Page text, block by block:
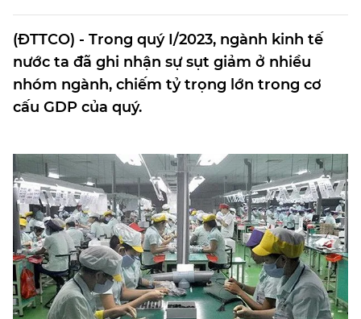
(ĐTTCO) - Trong quý I/2023, ngành kinh tế
nước ta đã ghi nhận sự sụt giảm ở nhiều
nhóm ngành, chiếm tỷ trọng lớn trong cơ
cấu GDP của quý.